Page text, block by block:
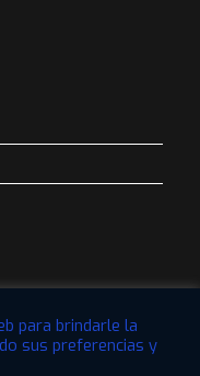
para brindarle la
sus preferencias y